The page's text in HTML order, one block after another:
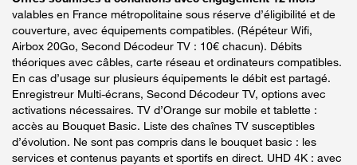
valables en France métropolitaine sous réserve d’éligibilité et de
couverture, avec équipements compatibles. (Répéteur Wifi,
Airbox 20Go, Second Décodeur TV : 10€ chacun). Débits
théoriques avec câbles, carte réseau et ordinateurs compatibles.
En cas d’usage sur plusieurs équipements le débit est partagé.
Enregistreur Multi-écrans, Second Décodeur TV, options avec
activations nécessaires. TV d’Orange sur mobile et tablette :
accès au Bouquet Basic. Liste des chaînes TV susceptibles
d’évolution. Ne sont pas compris dans le bouquet basic : les
services et contenus payants et sportifs en direct. UHD 4K : avec